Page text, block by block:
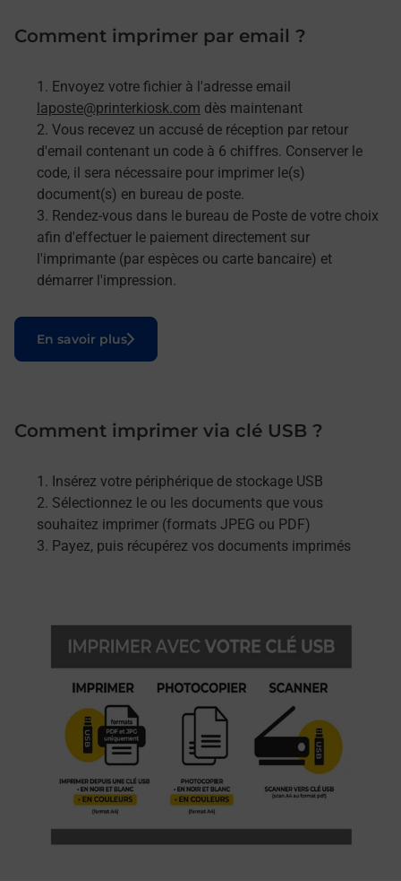
Comment imprimer par email ?
Envoyez votre fichier à l'adresse email
laposte@printerkiosk.com dès maintenant
Vous recevez un accusé de réception par retour
d'email contenant un code à 6 chiffres. Conserver le
code, il sera nécessaire pour imprimer le(s)
document(s) en bureau de poste.
Rendez-vous dans le bureau de Poste de votre choix
afin d'effectuer le paiement directement sur
l'imprimante (par espèces ou carte bancaire) et
démarrer l'impression.
En savoir plus
Le lien s'ouvre dans un nouvel onglet
Comment imprimer via clé USB ?
Insérez votre périphérique de stockage USB
Sélectionnez le ou les documents que vous
souhaitez imprimer (formats JPEG ou PDF)
Payez, puis récupérez vos documents imprimés